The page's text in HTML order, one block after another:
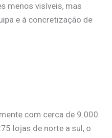
menos visíveis, mas
e à concretização de
com cerca de 9.000
lojas de norte a sul, o